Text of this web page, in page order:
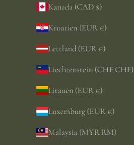
Kanada (CAD $)
Kroatien (EUR €)
Lettland (EUR €)
Liechtenstein (CHF CHF)
Litauen (EUR €)
Luxemburg (EUR €)
Malaysia (MYR RM)